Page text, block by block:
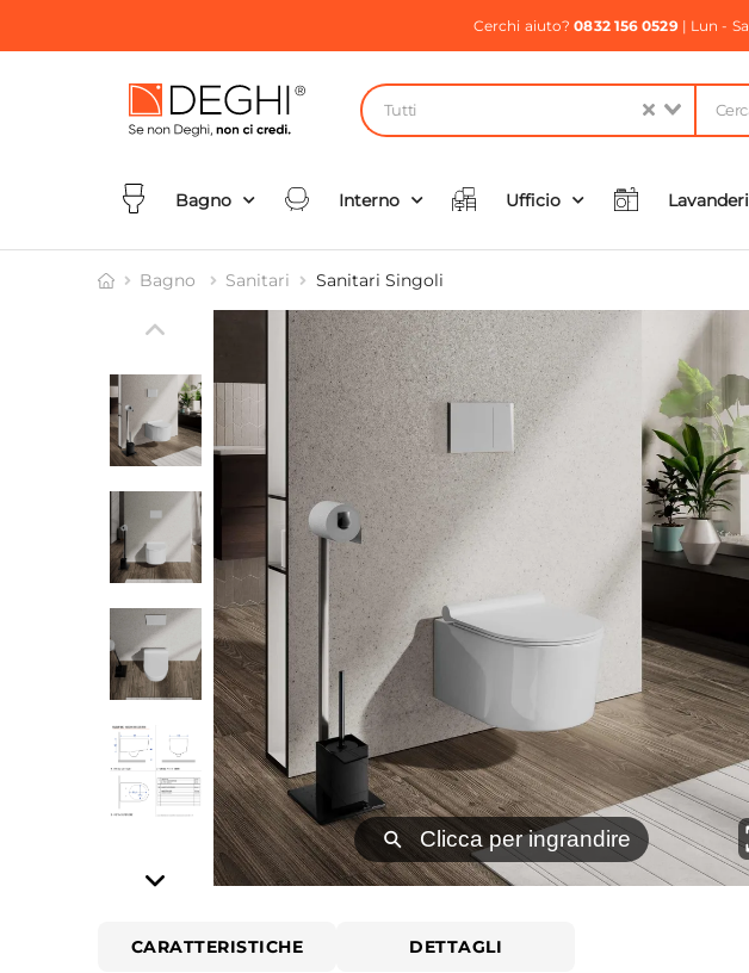
Cerchi aiuto?0832 156 0529| Lun -
Tutti
Bagno Interno Ufficio
Bagno Sanitari Sanitari Singoli
⚲ Clicca per ingrandire
CARATTERISTICHE DETTAGLI